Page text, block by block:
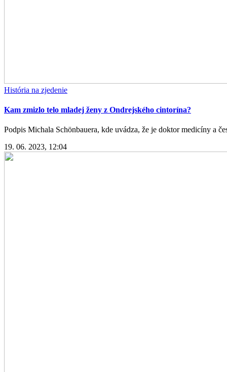
História na zjedenie
Kam zmizlo telo mladej ženy z Ondrejského cintorína?
Podpis Michala Schönbauera, kde uvádza, že je doktor medicíny a
19. 06. 2023, 12:04